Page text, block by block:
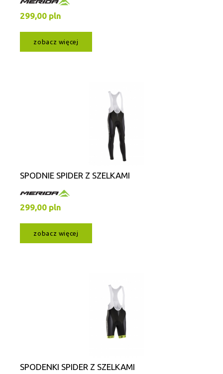
299,00 pln
zobacz więcej
SPODNIE SPIDER Z SZELKAMI
299,00 pln
zobacz więcej
SPODENKI SPIDER Z SZELKAMI